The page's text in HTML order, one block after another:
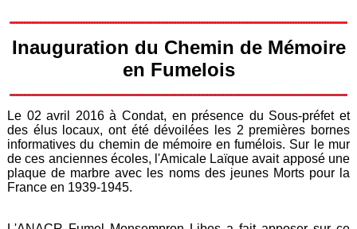
Inauguration du Chemin de Mémoire
en Fumelois
Le 02 avril 2016 à Condat, en présence du Sous-préfet et
des élus locaux, ont été dévoilées les 2 premières bornes
informatives du chemin de mémoire en fumélois. Sur le mur
de ces anciennes écoles, l'Amicale Laïque avait apposé une
plaque de marbre avec les noms des jeunes Morts pour la
France en 1939-1945.